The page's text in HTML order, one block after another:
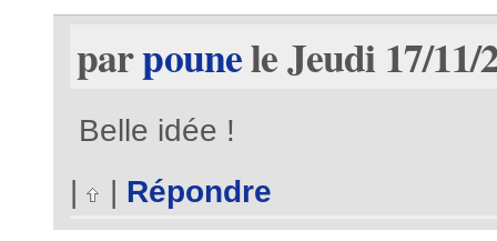
parpounele Jeudi 17/11/
Belle idée !
|
| Répondre